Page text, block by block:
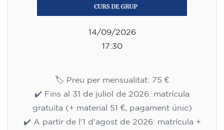
14/09/2026
17:30
🏷️ Preu per mensualitat: 75 €
✔️ Fins al 31 de juliol de 2026: matrícula
gratuïta (+ material 51 €, pagament únic)
✔️ A partir de l'1 d'agost de 2026: matrícula +